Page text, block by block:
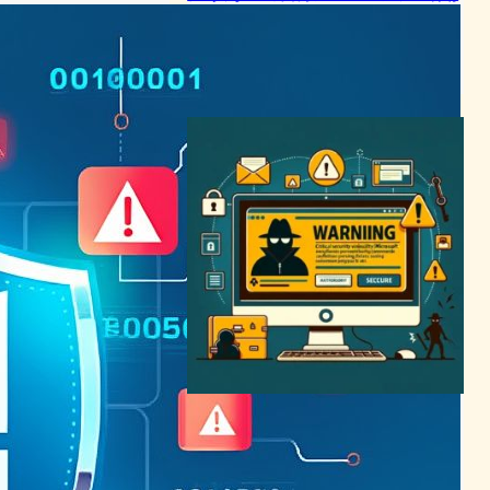
Windows脆弱性
2025年4月17日8:10
Microsoft、重大セキュリテ
ィバグを緊急修正：企業への
影響大